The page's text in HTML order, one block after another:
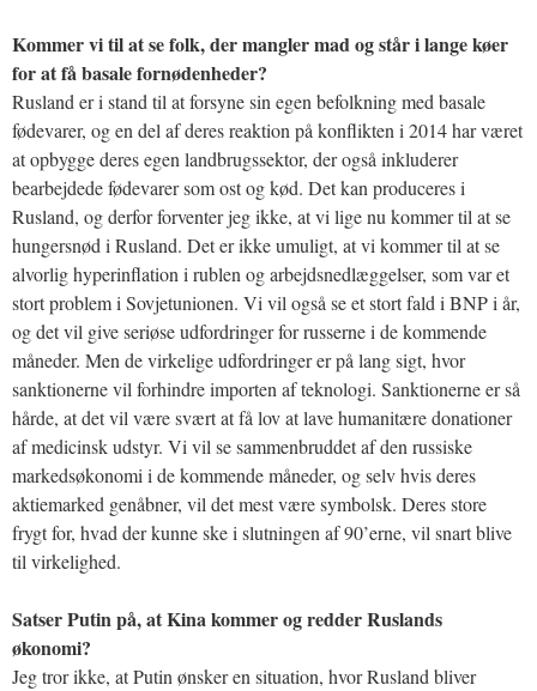
Kommer vi til at se folk, der mangler mad og står i lange køer
for at få basale fornødenheder?
Rusland er i stand til at forsyne sin egen befolkning med basale
fødevarer, og en del af deres reaktion på konflikten i 2014 har været
at opbygge deres egen landbrugssektor, der også inkluderer
bearbejdede fødevarer som ost og kød. Det kan produceres i
Rusland, og derfor forventer jeg ikke, at vi lige nu kommer til at se
hungersnød i Rusland. Det er ikke umuligt, at vi kommer til at se
alvorlig hyperinflation i rublen og arbejdsnedlæggelser, som var et
stort problem i Sovjetunionen. Vi vil også se et stort fald i BNP i år,
og det vil give seriøse udfordringer for russerne i de kommende
måneder. Men de virkelige udfordringer er på lang sigt, hvor
sanktionerne vil forhindre importen af teknologi. Sanktionerne er så
hårde, at det vil være svært at få lov at lave humanitære donationer
af medicinsk udstyr. Vi vil se sammenbruddet af den russiske
markedsøkonomi i de kommende måneder, og selv hvis deres
aktiemarked genåbner, vil det mest være symbolsk. Deres store
frygt for, hvad der kunne ske i slutningen af 90’erne, vil snart blive
til virkelighed.
Satser Putin på, at Kina kommer og redder Ruslands
økonomi?
Jeg tror ikke, at Putin ønsker en situation, hvor Rusland bliver